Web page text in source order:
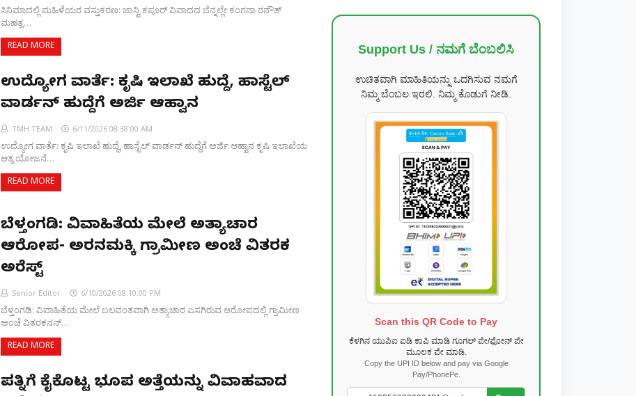
ಸಿನಿಮಾದಲ್ಲಿ ಮಹಿಳೆಯರ ವಸ್ತುಕರಣ: ಜಾನ್ವಿ ಕಪೂರ್ ವಿವಾದದ ಬೆನ್ನಲ್ಲೇ ಕಂಗನಾ ರನೌತ್
ಮಹತ್ವ…
READ MORE
ಉದ್ಯೋಗ ವಾರ್ತೆ: ಕೃಷಿ ಇಲಾಖೆ ಹುದ್ದೆ, ಹಾಸ್ಟೆಲ್
ವಾರ್ಡನ್‌ ಹುದ್ದೆಗೆ ಅರ್ಜಿ ಆಹ್ವಾನ
TMH TEAM 6/11/2026 08:38:00 AM
ಉದ್ಯೋಗ ವಾರ್ತೆ: ಕೃಷಿ ಇಲಾಖೆ ಹುದ್ದೆ, ಹಾಸ್ಟೆಲ್ ವಾರ್ಡನ್‌ ಹುದ್ದೆಗೆ ಅರ್ಜಿ ಆಹ್ವಾನ ಕೃಷಿ ಇಲಾಖೆಯ
ಆತ್ಮ ಯೋಜನೆ…
READ MORE
ಬೆಳ್ತಂಗಡಿ: ವಿವಾಹಿತೆಯ ಮೇಲೆ ಅತ್ಯಾಚಾರ
ಆರೋಪ- ಅರಸಿನಮಕ್ಕಿ ಗ್ರಾಮೀಣ ಅಂಚೆ ವಿತರಕ
ಅರೆಸ್ಟ್
Senior Editor 6/10/2026 08:10:00 PM
ಬೆಳ್ತಂಗಡಿ: ವಿವಾಹಿತೆಯ ಮೇಲೆ ಬಲವಂತವಾಗಿ ಅತ್ಯಾಚಾರ ಎಸಗಿರುವ ಆರೋಪದಲ್ಲಿ ಗ್ರಾಮೀಣ
ಅಂಚೆ ವಿತರಕನನ್…
READ MORE
ಪತ್ನಿಗೆ ಕೈಕೊಟ್ಟ ಭೂಪ ಅತ್ತೆಯನ್ನು ವಿವಾಹವಾದ
Support Us / ನಮಗೆ ಬೆಂಬಲಿಸಿ
ಉಚಿತವಾಗಿ ಮಾಹಿತಿಯನ್ನು ಒದಗಿಸುವ ನಮಗೆ
ನಿಮ್ಮ ಬೆಂಬಲ ಇರಲಿ. ನಿಮ್ಮ ಕೊಡುಗೆ ನೀಡಿ.
Scan this QR Code to Pay
ಕೆಳಗಿನ ಯುಪಿಐ ಐಡಿ ಕಾಪಿ ಮಾಡಿ ಗೂಗಲ್ ಪೇ/ಫೋನ್ ಪೇ
ಮೂಲಕ ಪೇ ಮಾಡಿ.
Copy the UPI ID below and pay via Google
Pay/PhonePe.